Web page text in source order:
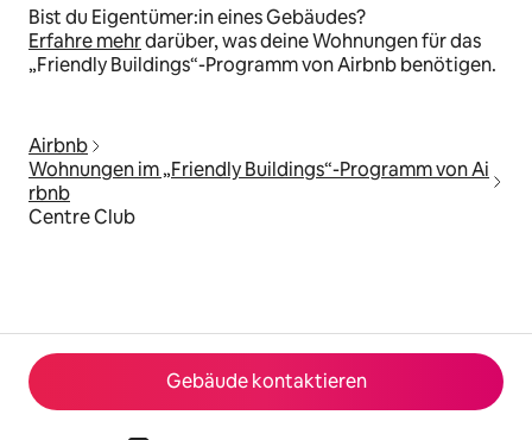
Gebäude kontaktieren
Bist du Eigentümer:in eines Gebäudes?
Erfahre mehrdarüber, was deine Wohnungen für das
„Friendly Buildings“-Programm von Airbnb benötigen.
Airbnb
Wohnungen im „Friendly Buildings“-Programm von Ai
rbnb
Centre Club